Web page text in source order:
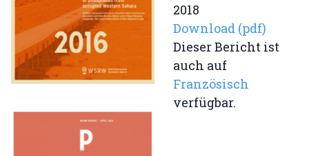
2018
Download (pdf)
Dieser Bericht ist
auch auf
Französisch
verfügbar.